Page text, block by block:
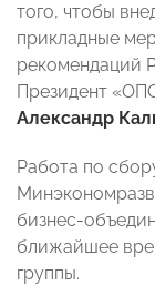
того, чтобы
прикладные
рекомендаций
Президент
Александр
Работа по
бизнес-
ближайшее
группы.